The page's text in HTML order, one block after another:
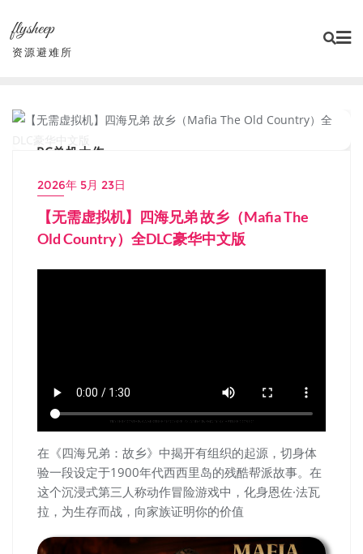
content
flysheep
资源避难所
PC单机大作
2026年 5月 23日
【无需虚拟机】四海兄弟 故乡（Mafia The
Old Country）全DLC豪华中文版
在《四海兄弟：故乡》中揭开有组织的起源，切身体
验一段设定于1900年代西西里岛的残酷帮派故事。在
这个沉浸式第三人称动作冒险游戏中，化身恩佐·法瓦
拉，为生存而战，向家族证明你的价值